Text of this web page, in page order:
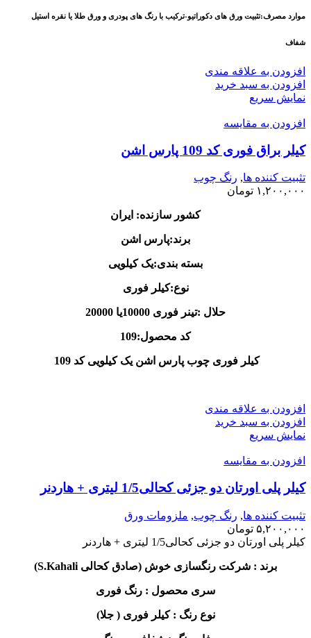
موارد مصرف:تثبیت ورق های دکوراتیو-ترکیب با رنگ های پودری و ورق طلا یا نقره استیل
شفاف
افزودن به علاقه مندی
افزودن به سبد خرید
نمایش سریع
افزودن به مقایسه
کیلر براق فوری کد 109 پارس اشن
تثبیت کننده ها, رنگ چوب
۱,۲۰۰,۰۰۰ تومان
کشور سازنده: ایران
برند:پارس اشن
بسته بندی:یک کیلویی
نوع:کیلر فوری
حلال :تینر فوری 10000یا 20000
کد محصول:109
کیلر فوری چوب پارس اشن یک کیلویی کد 109
افزودن به علاقه مندی
افزودن به سبد خرید
نمایش سریع
افزودن به مقایسه
کیلر پلی اورتان دو جزئی کحالی1/5 لیتری + هاردنر
تثبیت کننده ها, رنگ چوب, ملزومات ورق
۵,۲۰۰,۰۰۰ تومان
کیلر پلی اورتان دو جزئی کحالی1/5 لیتری + هاردنر
برند : شرکت رنگسازی خوش (صادق کحالی S.Kahali)
سری محصول : رنگ فوری
نوع رنگ : کیلر فوری ( جلا)